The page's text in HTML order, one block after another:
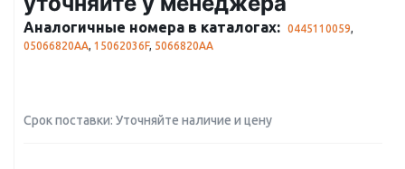
Аналогичные номера в каталогах: 0445110059,
05066820AA, 15062036F, 5066820AA
Срок поставки: Уточняйте наличие и цену